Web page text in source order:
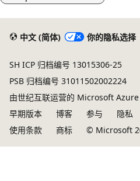
中文 (简体) 你的隐私选择
SH ICP 归档编号 13015306-25
PSB 归档编号 31011502002224
由世纪互联运营的 Microsoft Azure
早期版本
博客 参与 隐私
使用条款
商标 © Microsoft